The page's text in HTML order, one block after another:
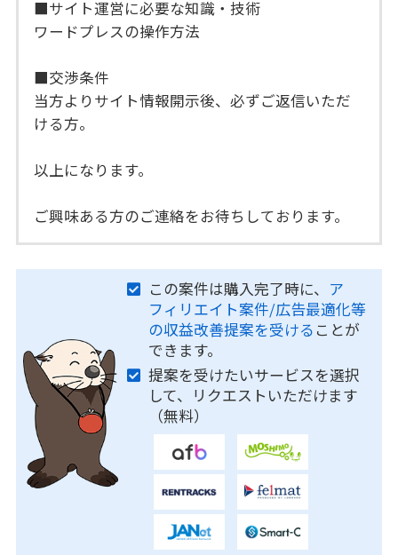
■サイト運営に必要な知識・技術
ワードプレスの操作方法
■交渉条件
当方よりサイト情報開示後、必ずご返信いただ
ける方。
以上になります。
ご興味ある方のご連絡をお待ちしております。
この案件は購入完了時に、 ア
フィリエイト案件/広告最適化等
の収益改善提案を受ける ことが
できます。
提案を受けたいサービスを選択
して、リクエストいただけます
（無料）